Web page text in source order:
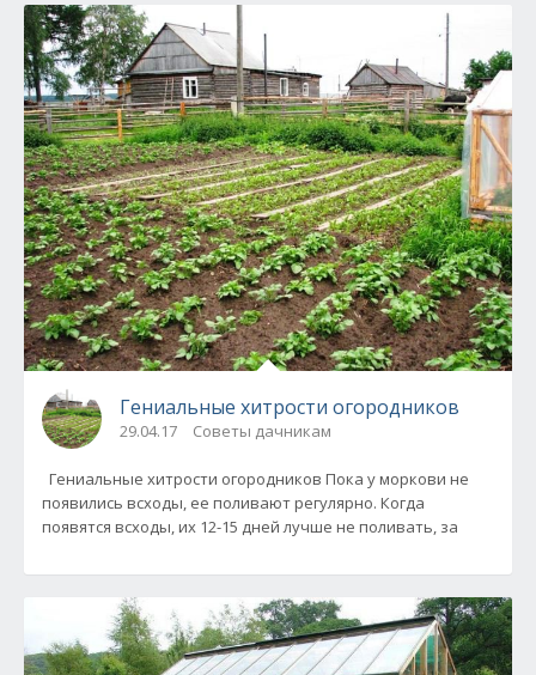
Гениальные хитрости огородников
29.04.17 Советы дачникам
Гениальные хитрости огородников Пока у моркови не
появились всходы, ее поливают регулярно. Когда
появятся всходы, их 12-15 дней лучше не поливать, за